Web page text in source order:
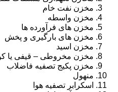
مخزن نفت خام
مخزن واسطه
مخزن های فرآورده ها
مخزن های بارگیری و پخش
مخزن اسید
مخزن مخروطی – قیفی یا
مخزن پکیج تصفیه فاضلاب
منهول
اسکرابر تصفیه هوا